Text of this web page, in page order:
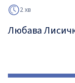
2 хв
Любава